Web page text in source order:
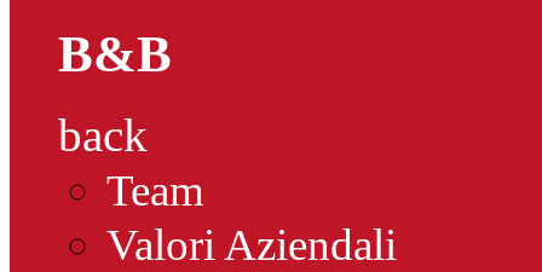
B&B
back
Team
Valori Aziendali